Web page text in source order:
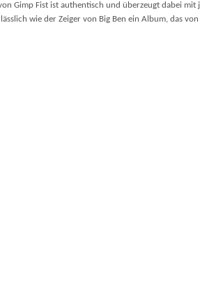
Gimp Fist ist authentisch und überzeugt dabei
wie der Zeiger von Big Ben ein Album, das